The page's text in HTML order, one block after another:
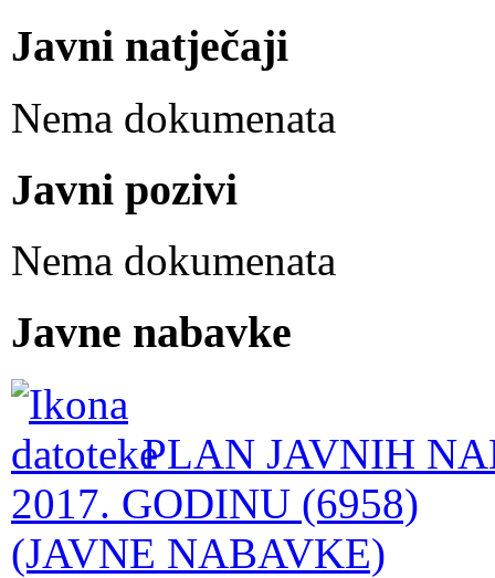
Javni natječaji
Nema dokumenata
Javni pozivi
Nema dokumenata
Javne nabavke
PLAN JAVNIH
2017. GODINU (6958)
(JAVNE NABAVKE)